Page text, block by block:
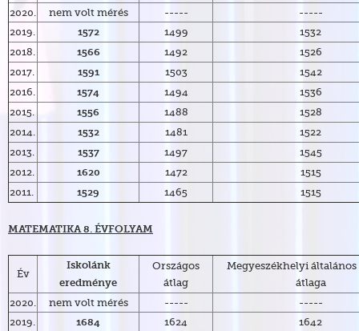
2020.
nem volt mérés -----
-----
2019.
1572 1499
1532
2018.
1566 1492
1526
2017.
1591 1503
1542
2016.
1574 1494
1536
2015.
1556 1488
1528
2014.
1532 1481
1522
2013.
1537 1497
1545
2012.
1620 1472
1515
2011.
1529 1465 1515
MATEMATIKA 8. ÉVFOLYAM
Év
Iskolánk
eredménye
Országos
átlag
Megyeszékhelyi
átlaga
2020.
nem volt mérés -----
-----
2019.
1684 1624
1642